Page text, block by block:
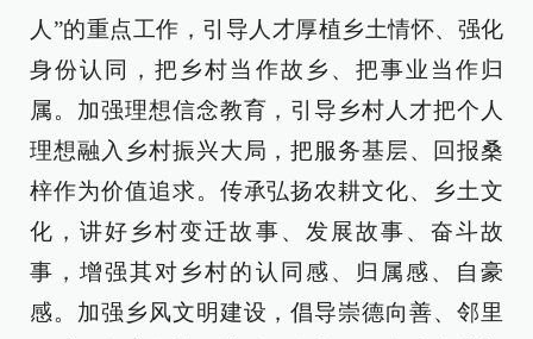
人”的重点工作，引导人才厚植乡土情怀、强化
身份认同，把乡村当作故乡、把事业当作归
属。加强理想信念教育，引导乡村人才把个人
理想融入乡村振兴大局，把服务基层、回报桑
梓作为价值追求。传承弘扬农耕文化、乡土文
化，讲好乡村变迁故事、发展故事、奋斗故
事，增强其对乡村的认同感、归属感、自豪
感。加强乡风文明建设，倡导崇德向善、邻里